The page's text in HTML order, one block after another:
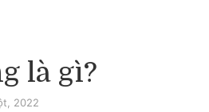
là gì?
2022